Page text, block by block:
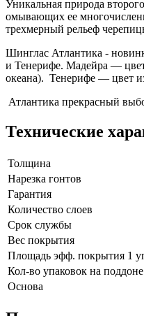
Уникальная природа
омывающих ее
трехмерный рельеф
Шинглас Атлантика -
и Тенерифе. Мадейра —
океана). Тенерифе — цвет
Атлантика прекрасный
Технические
Толщина
Нарезка гонтов
Гарантия
Количество слоев
Срок службы
Вес покрытия
Площадь эфф. покрытия 1
Кол-во упаковок на поддоне
Основа